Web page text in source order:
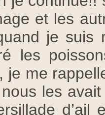
et les
je suis
les
je me
les
d’ail